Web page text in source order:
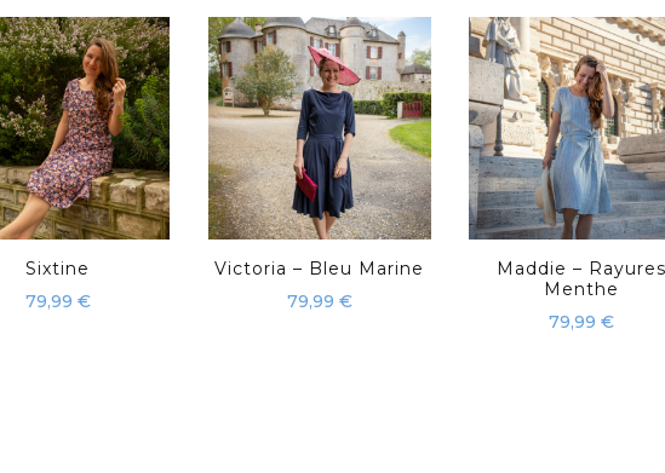
Sixtine
79,99 €
Victoria – Bleu Marine
79,99 €
Maddie – Rayures
Menthe
79,99 €